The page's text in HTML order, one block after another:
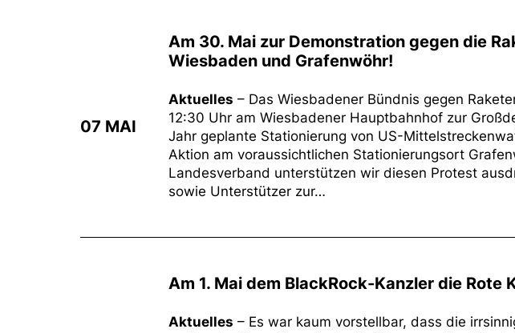
07 MAI
Am 30. Mai zur Demonstration gegen die
Wiesbaden und Grafenwöhr!
Aktuelles – Das Wiesbadener Bündnis gegen
12:30 Uhr am Wiesbadener Hauptbahnhof zur
Jahr geplante Stationierung von US-
Aktion am voraussichtlichen Stationierungsort
Landesverband unterstützen wir diesen Protest
sowie Unterstützer zur…
Am 1. Mai dem BlackRock-Kanzler die Rote
Aktuelles – Es war kaum vorstellbar, dass die